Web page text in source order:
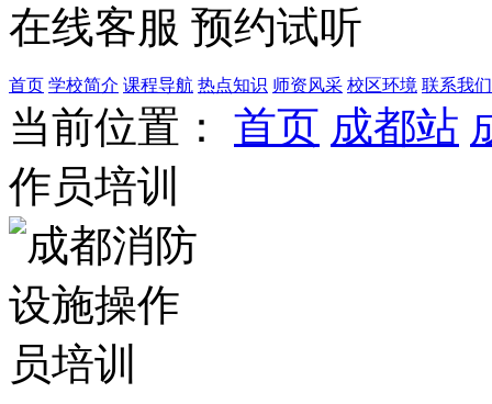
在线客服 预约试听
首页 学校简介 课程导航 热点知识 师资风采 校区环境 联系我们
当前位置： 首页 成都站
作员培训